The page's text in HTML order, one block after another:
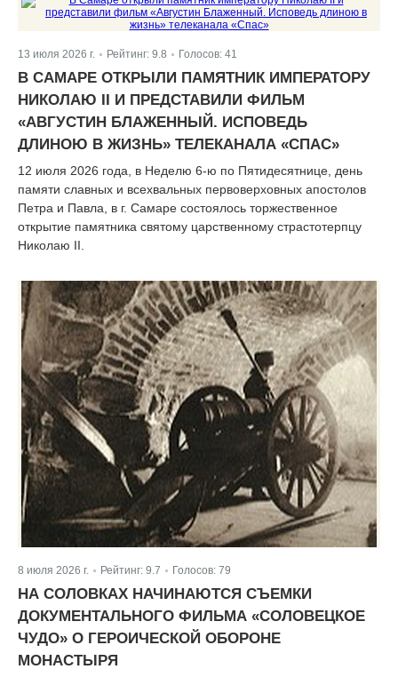
13 июля 2026 г. | Рейтинг: 9.8 Голосов: 41
В САМАРЕ ОТКРЫЛИ ПАМЯТНИК ИМПЕРАТОРУ
НИКОЛАЮ II И ПРЕДСТАВИЛИ ФИЛЬМ
«АВГУСТИН БЛАЖЕННЫЙ. ИСПОВЕДЬ
ДЛИНОЮ В ЖИЗНЬ» ТЕЛЕКАНАЛА «СПАС»
12 июля 2026 года, в Неделю 6-ю по Пятидесятнице, день
памяти славных и всехвальных первоверховных апостолов
Петра и Павла, в г. Самаре состоялось торжественное
открытие памятника святому царственному страстотерпцу
Николаю II.
8 июля 2026 г. Рейтинг: 9.7 Голосов: 79
НА СОЛОВКАХ НАЧИНАЮТСЯ СЪЕМКИ
ДОКУМЕНТАЛЬНОГО ФИЛЬМА «СОЛОВЕЦКОЕ
ЧУДО» О ГЕРОИЧЕСКОЙ ОБОРОНЕ
МОНАСТЫРЯ